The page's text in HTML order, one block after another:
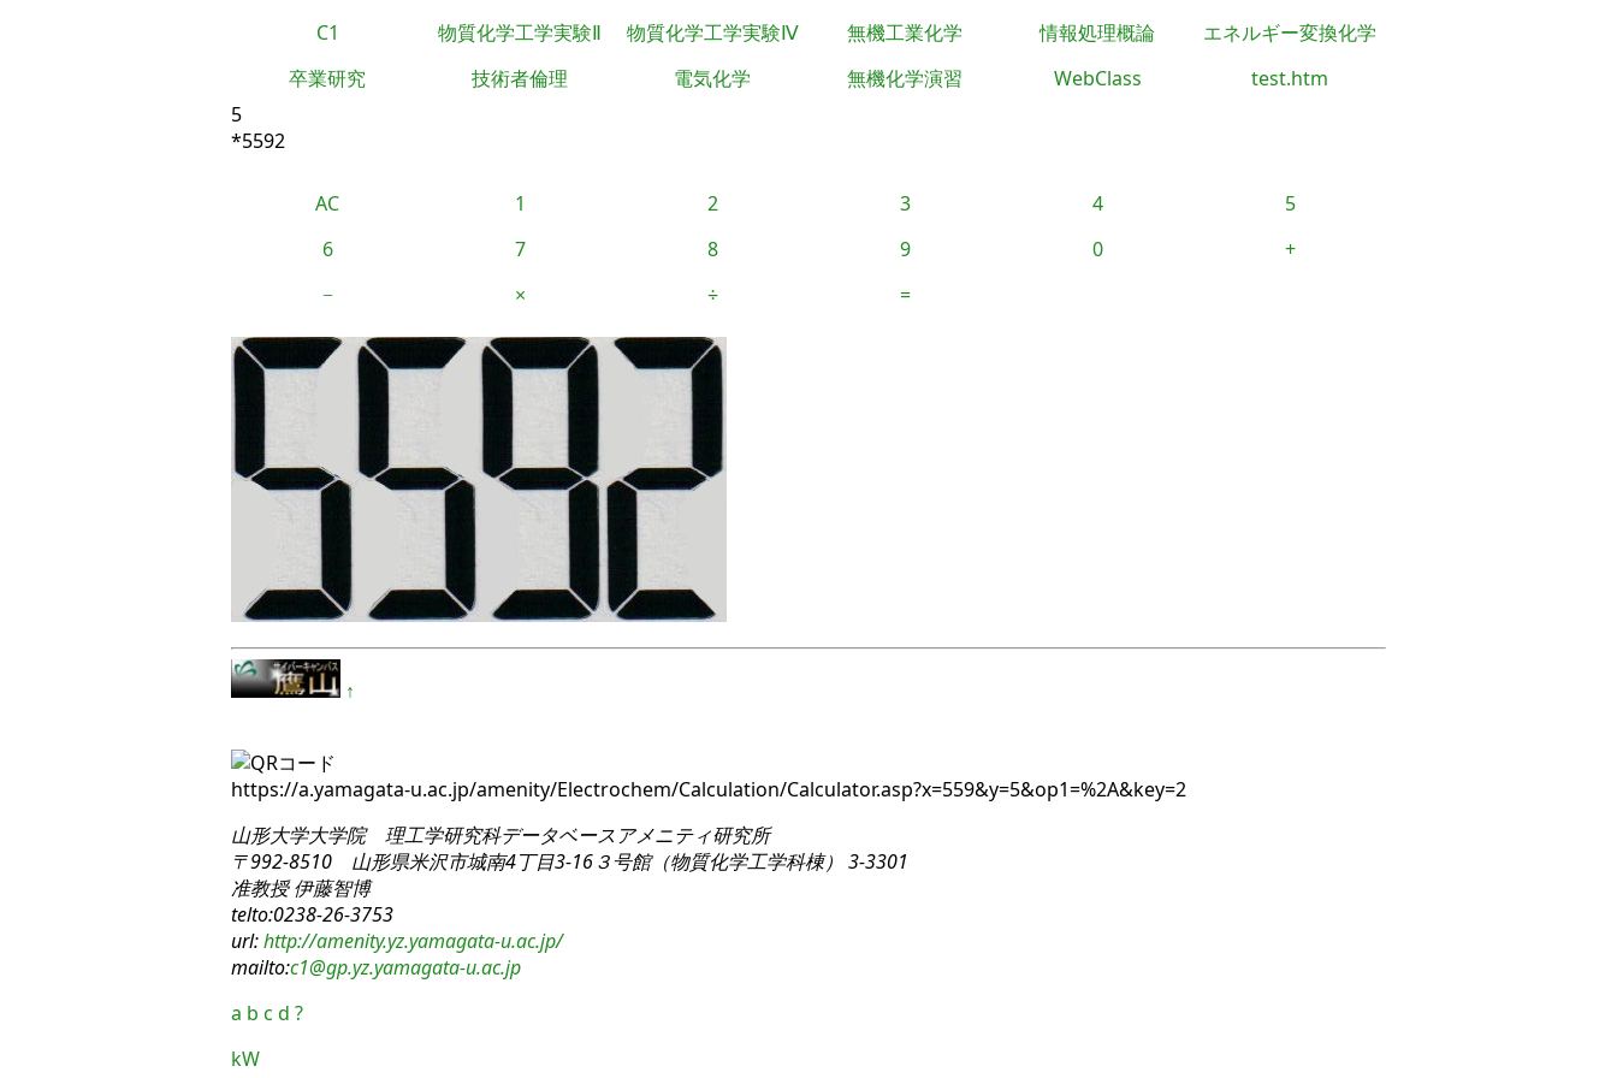
C1 物質化学工学実験Ⅱ 物質化学工学実験Ⅳ 無機工業化学 情報処理概論
エネルギー変換化学
卒業研究
技術者倫理 電気化学 無機化学演習 WebClass
test.htm
5
*5592
AC 1 2 3 4
5
6
7 8 9 0
+
−
× ÷ =
↑
https://a.yamagata-u.ac.jp/amenity/Electrochem/Calculation/Calculator.asp?x=559&y=5&op1=%2A&key=2
山形大学大学院 理工学研究科データベースアメニティ研究所
〒992-8510 山形県米沢市城南4丁目3-16３号館（物質化学工学科棟） 3-3301
准教授 伊藤智博
telto:0238-26-3753
url:http://amenity.yz.yamagata-u.ac.jp/
mailto:c1@gp.yz.yamagata-u.ac.jp
a b c d ?
kW